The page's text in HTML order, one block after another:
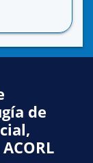
de